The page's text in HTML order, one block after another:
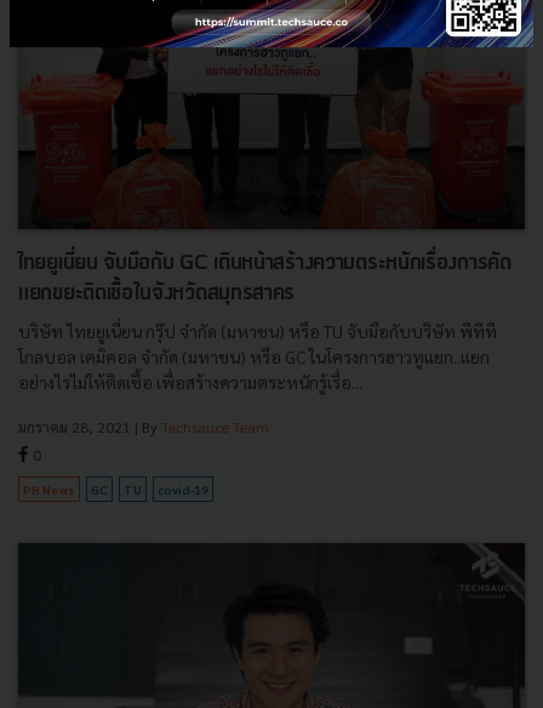
ไทยยูเนี่ยน จับมือกับ GC เดินหน้าสร้างความตระหนักเรื่องการคัด
แยกขยะติดเชื้อในจังหวัดสมุทรสาคร
บริษัท ไทยยูเนี่ยน กรุ๊ป จำกัด (มหาชน) หรือ TU จับมือกับบริษัท พีทีที
โกลบอล เคมิคอล จำกัด (มหาชน) หรือ GC ในโครงการฮาวทูแยก..แยก
อย่างไรไม่ให้ติดเชื้อ เพื่อสร้างความตระหนักรู้เรื่อ...
มกราคม 28, 2021 | By Techsauce Team
0
PR News GC TU covid-19